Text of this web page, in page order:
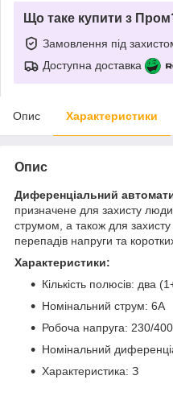
Що таке купити з
Замовлення під
Доступна доставка
Опис Характеристики
Опис
Диференціальний
призначене для захисту
струмом, а також для захисту
перепадів напруги та
Характеристики:
Кількість полюсів: два
Номінальний струм: 6А
Робоча напруга: 230/
Номінальний
Характеристика: З